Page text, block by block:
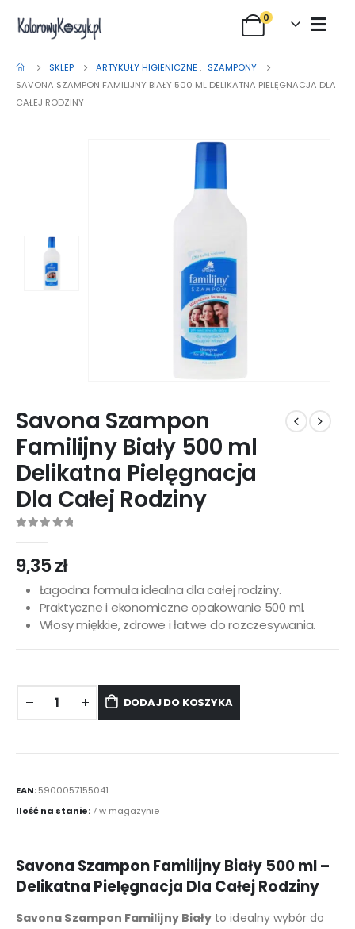
0
SKLEP ARTYKUŁY HIGIENICZNE , SZAMPONY
SAVONA SZAMPON FAMILIJNY BIAŁY 500 ML DELIKATNA PIELĘGNACJA DLA
CAŁEJ RODZINY
Savona Szampon
Familijny Biały 500 ml
Delikatna Pielęgnacja
Dla Całej Rodziny
9,35zł
Łagodna formuła idealna dla całej rodziny.
Praktyczne i ekonomiczne opakowanie 500 ml.
Włosy miękkie, zdrowe i łatwe do rozczesywania.
DODAJ DO KOSZYKA
EAN:5900057155041
Ilość na stanie:7 w magazynie
Savona Szampon Familijny Biały 500 ml –
Delikatna Pielęgnacja Dla Całej Rodziny
Savona Szampon Familijny Biały to idealny wybór do